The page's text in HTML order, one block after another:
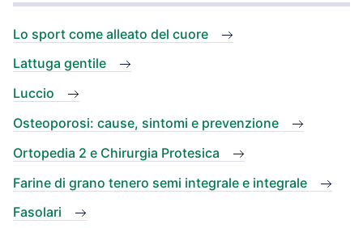
Lo sport come alleato del cuore
Lattuga gentile
Luccio
Osteoporosi: cause, sintomi e prevenzione
Ortopedia 2 e Chirurgia Protesica
Farine di grano tenero semi integrale e integrale
Fasolari